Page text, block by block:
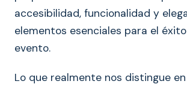
accesibilidad, funcionalidad y
elementos esenciales para el
evento.
Lo que realmente nos distingue